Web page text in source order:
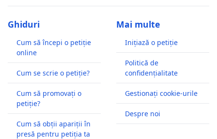
Ghiduri
Cum să începi o petiție
online
Cum se scrie o petiție?
Cum să promovați o
petiție?
Cum să obții apariții în
presă pentru petiția ta
Mai multe
Inițiază o petiție
Politică de
confidențialitate
Gestionați cookie-urile
Despre noi